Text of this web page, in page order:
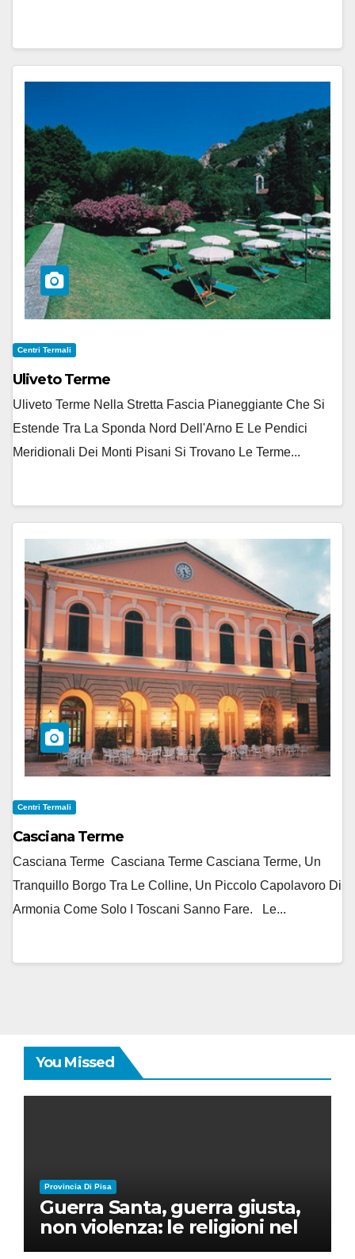
Centri Termali
Uliveto Terme
Uliveto Terme Nella Stretta Fascia Pianeggiante Che Si
Estende Tra La Sponda Nord Dell'Arno E Le Pendici
Meridionali Dei Monti Pisani Si Trovano Le Terme...
Centri Termali
Casciana Terme
Casciana Terme Casciana Terme Casciana Terme, Un
Tranquillo Borgo Tra Le Colline, Un Piccolo Capolavoro Di
Armonia Come Solo I Toscani Sanno Fare. Le...
You Missed
Provincia Di Pisa
Guerra Santa, guerra giusta,
non violenza: le religioni nel
nuovo disordine mondiale